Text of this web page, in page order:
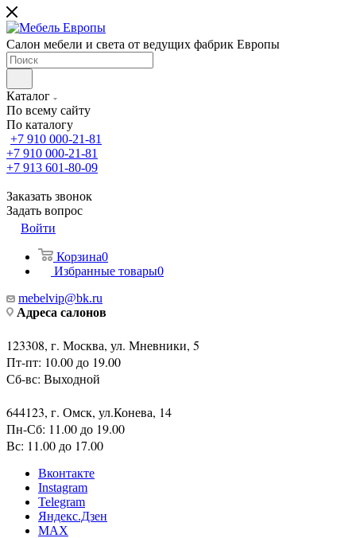
Салон мебели и света от ведущих фабрик Европы
Каталог
По всему сайту
По каталогу
+7 910 000-21-81
+7 910 000-21-81
+7 913 601-80-09
Заказать звонок
Задать вопрос
Войти
Корзина0
Избранные товары0
mebelvip@bk.ru
Адреса салонов
123308, г. Москва, ул. Мневники, 5
Пт-пт: 10.00 до 19.00
Сб-вс: Выходной
644123, г. Омск, ул.Конева, 14
Пн-Сб: 11.00 до 19.00
Вс: 11.00 до 17.00
Вконтакте
Instagram
Telegram
Яндекс.Дзен
MAX